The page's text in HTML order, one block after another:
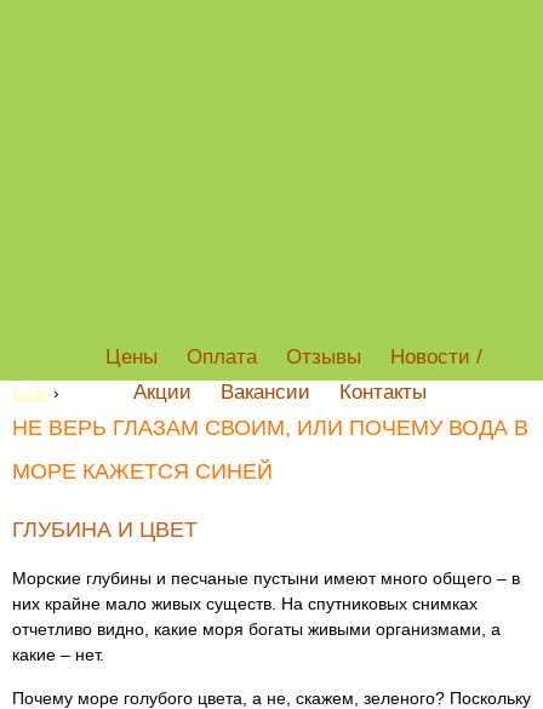
Цены Оплата Отзывы
Новости /
Акции
Вакансии Контакты
Блог ›
НЕ ВЕРЬ ГЛАЗАМ СВОИМ, ИЛИ ПОЧЕМУ ВОДА В
МОРЕ КАЖЕТСЯ СИНЕЙ
ГЛУБИНА И ЦВЕТ
Морские глубины и песчаные пустыни имеют много общего – в
них крайне мало живых существ. На спутниковых снимках
отчетливо видно, какие моря богаты живыми организмами, а
какие – нет.
Почему море голубого цвета, а не, скажем, зеленого? Поскольку